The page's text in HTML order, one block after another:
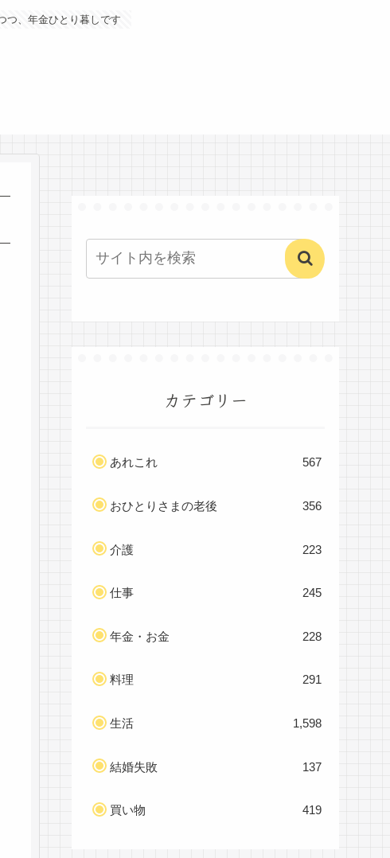
つ、年金ひとり暮しです
カテゴリー
あれこれ 567
おひとりさまの老後 356
介護 223
仕事 245
年金・お金 228
料理 291
生活 1,598
結婚失敗 137
買い物 419